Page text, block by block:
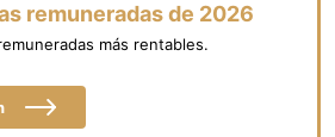
remuneradas de 2026
más rentables.